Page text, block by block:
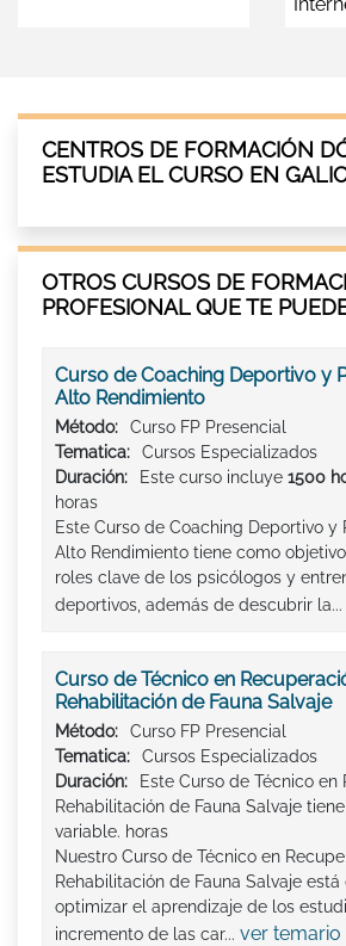
CENTROS DE FORMACIÓN
ESTUDIA EL CURSO EN
OTROS CURSOS DE
PROFESIONAL QUE TE
Curso de Coaching Deportivo y
Alto Rendimiento
Método:
Curso FP Presencial
Tematica:
Cursos Especializados
Duración:
Este curso incluye 1500
horas
Este Curso de Coaching Deportivo y
Alto Rendimiento tiene como
roles clave de los psicólogos y
deportivos, además de descubrir la...
Curso de Técnico en
Rehabilitación de Fauna Salvaje
Método:
Curso FP Presencial
Tematica:
Cursos Especializados
Duración:
Este Curso de Técnico en
Rehabilitación de Fauna Salvaje
variable. horas
Nuestro Curso de Técnico en
Rehabilitación de Fauna Salvaje
optimizar el aprendizaje de los
incremento de las car... ver temario